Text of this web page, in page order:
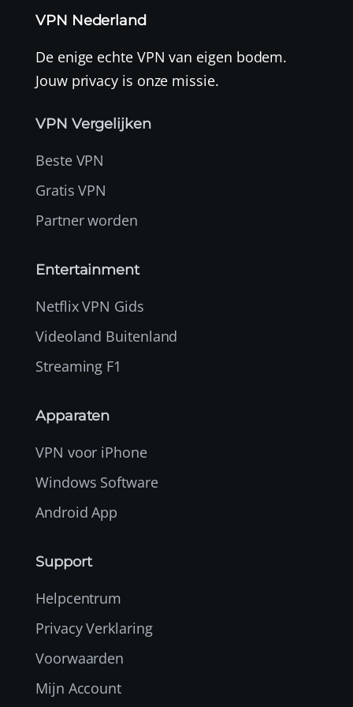
VPN Nederland
De enige echte VPN van eigen bodem.
Jouw privacy is onze missie.
VPN Vergelijken
Beste VPN
Gratis VPN
Partner worden
Entertainment
Netflix VPN Gids
Videoland Buitenland
Streaming F1
Apparaten
VPN voor iPhone
Windows Software
Android App
Support
Helpcentrum
Privacy Verklaring
Voorwaarden
Mijn Account